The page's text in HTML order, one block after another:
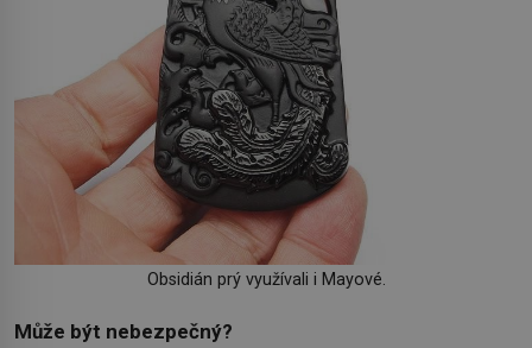
Obsidián prý využívali i Mayové.
Může být nebezpečný?